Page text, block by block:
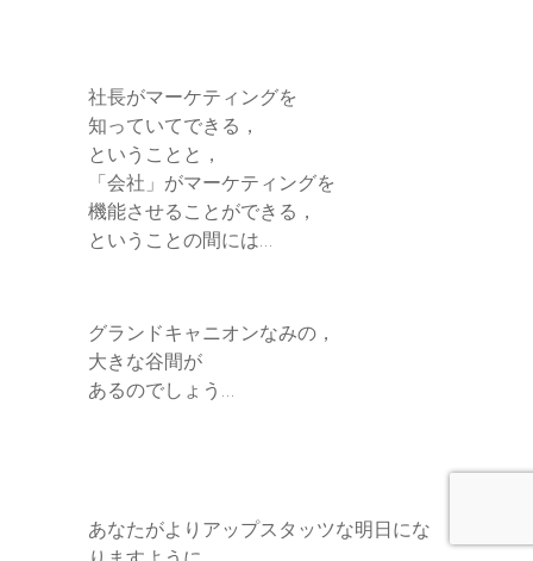
社長がマーケティングを
知っていてできる，
ということと，
「会社」がマーケティングを
機能させることができる，
ということの間には…
グランドキャニオンなみの，
大きな谷間が
あるのでしょう…
あなたがよりアップスタッツな明日にな